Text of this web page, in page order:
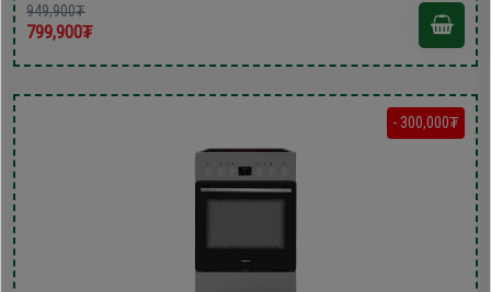
949,900₮
799,900₮
- 300,000₮